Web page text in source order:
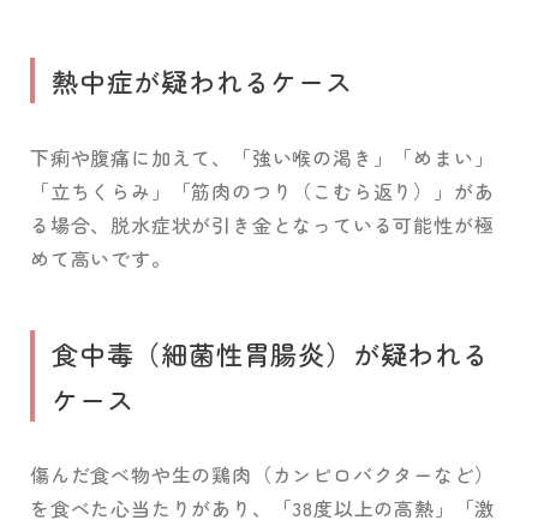
熱中症が疑われるケース
下痢や腹痛に加えて、「強い喉の渇き」「めまい」
「立ちくらみ」「筋肉のつり（こむら返り）」があ
る場合、脱水症状が引き金となっている可能性が極
めて高いです。
食中毒（細菌性胃腸炎）が疑われる
ケース
傷んだ食べ物や生の鶏肉（カンピロバクターなど）
を食べた心当たりがあり、「38度以上の高熱」「激